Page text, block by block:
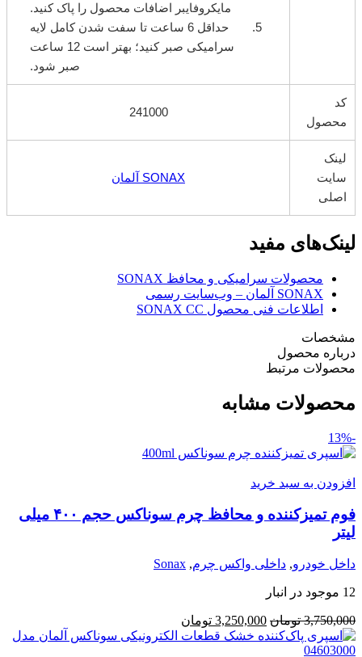
مایکروفایبر اضافات محصول را پاک کنید.
حداقل 6 ساعت تا سفت شدن کامل لایه
سرامیکی صبر کنید؛ بهتر است 12 ساعت
صبر شود.
کد
محصول
241000
لینک
سایت
اصلی
SONAX آلمان
لینک‌های مفید
محصولات سرامیکی و محافظ SONAX
SONAX آلمان – وب‌سایت رسمی
اطلاعات فنی محصول SONAX CC
مشخصات
درباره محصول
محصولات مرتبط
محصولات مشابه
-13%
افزودن به سبد خرید
فوم تمیزکننده و محافظ چرم سوناکس حجم ۴۰۰ میلی
لیتر
داخل خودرو, داخلی واکس چرم,
Sonax
12 موجود در انبار
3,750,000 تومان قیمت
اصلی:
3,250,000 تومان
فعلی: